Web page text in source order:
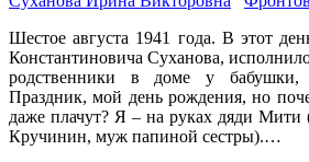
Шестое августа 1941 года. В этот
Константиновича Суханова,
родственники в доме у бабушки,
Праздник, мой день рождения, но
даже плачут? Я – на руках дяди
Кручинин, муж папиной сестры).…